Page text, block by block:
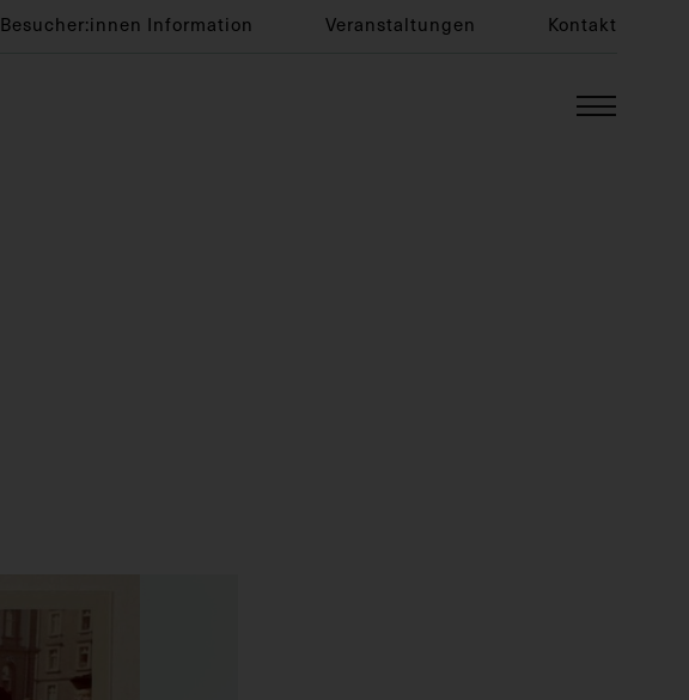
Besucher:innen Information Veranstaltungen Kontakt